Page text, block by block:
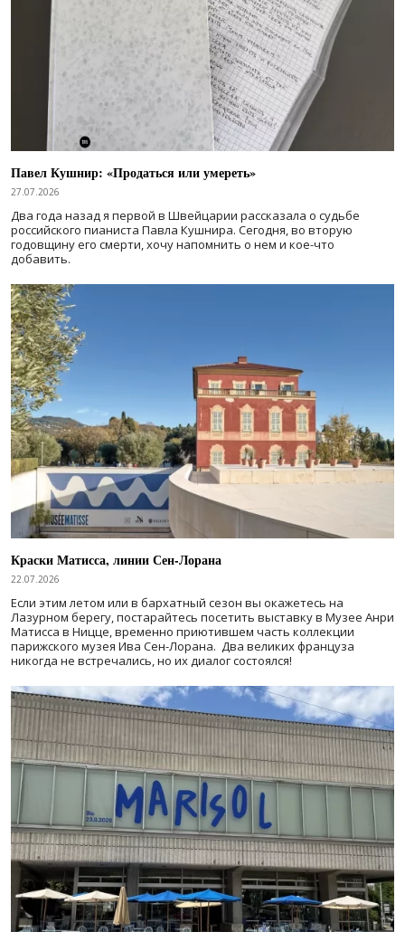
Павел Кушнир: «Продаться или умереть»
27.07.2026
Два года назад я первой в Швейцарии рассказала о судьбе
российского пианиста Павла Кушнира. Сегодня, во вторую
годовщину его смерти, хочу напомнить о нем и кое-что
добавить.
Краски Матисса, линии Сен-Лорана
22.07.2026
Если этим летом или в бархатный сезон вы окажетесь на
Лазурном берегу, постарайтесь посетить выставку в Музее Анри
Матисса в Ницце, временно приютившем часть коллекции
парижского музея Ива Сен-Лорана. Два великих француза
никогда не встречались, но их диалог состоялся!